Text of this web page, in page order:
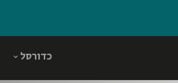
כדורסל